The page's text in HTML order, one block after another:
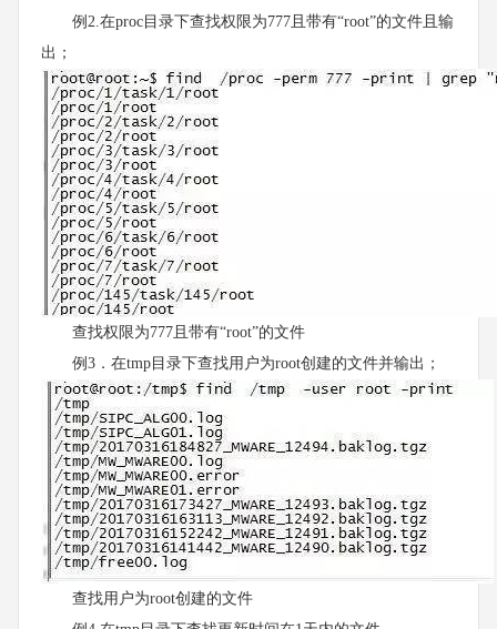
例2.在proc目录下查找权限为777且带有“root”的文件且输
出；
查找权限为777且带有“root”的文件
例3．在tmp目录下查找用户为root创建的文件并输出；
查找用户为root创建的文件